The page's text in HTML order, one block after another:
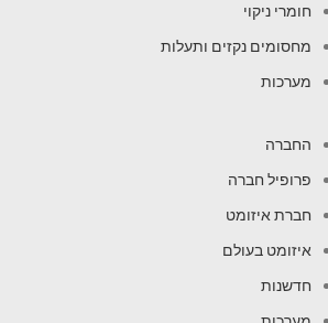
חומרי ניקוי
מחסומים נקזים ותעלות
מערכות
החברה
פרופיל חברה
חברת איזומט
איזומט בעולם
חדשנות